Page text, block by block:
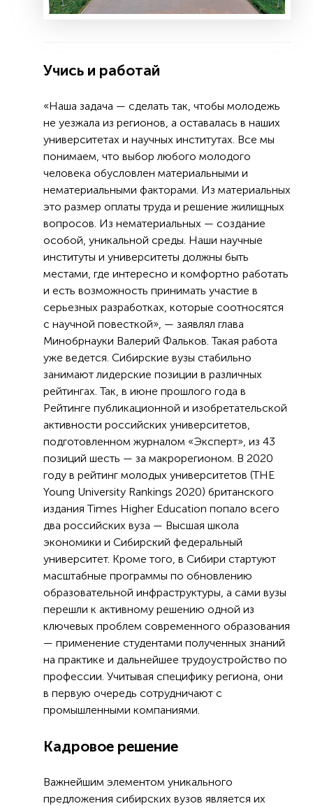
Учись и работай
«Наша задача — сделать так, чтобы молодежь
не уезжала из регионов, а оставалась в наших
университетах и научных институтах. Все мы
понимаем, что выбор любого молодого
человека обусловлен материальными и
нематериальными факторами. Из материальных
это размер оплаты труда и решение жилищных
вопросов. Из нематериальных — создание
особой, уникальной среды. Наши научные
институты и университеты должны быть
местами, где интересно и комфортно работать
и есть возможность принимать участие в
серьезных разработках, которые соотносятся
с научной повесткой», — заявлял глава
Минобрнауки Валерий Фальков. Такая работа
уже ведется. Сибирские вузы стабильно
занимают лидерские позиции в различных
рейтингах. Так, в июне прошлого года в
Рейтинге публикационной и изобретательской
активности российских университетов,
подготовленном журналом «Эксперт», из 43
позиций шесть — за макрорегионом. В 2020
году в рейтинг молодых университетов (THE
Young University Rankings 2020) британского
издания Times Higher Education попало всего
два российских вуза — Высшая школа
экономики и Сибирский федеральный
университет. Кроме того, в Сибири стартуют
масштабные программы по обновлению
образовательной инфраструктуры, а сами вузы
перешли к активному решению одной из
ключевых проблем современного образования
— применение студентами полученных знаний
на практике и дальнейшее трудоустройство по
профессии. Учитывая специфику региона, они
в первую очередь сотрудничают с
промышленными компаниями.
Кадровое решение
Важнейшим элементом уникального
предложения сибирских вузов является их